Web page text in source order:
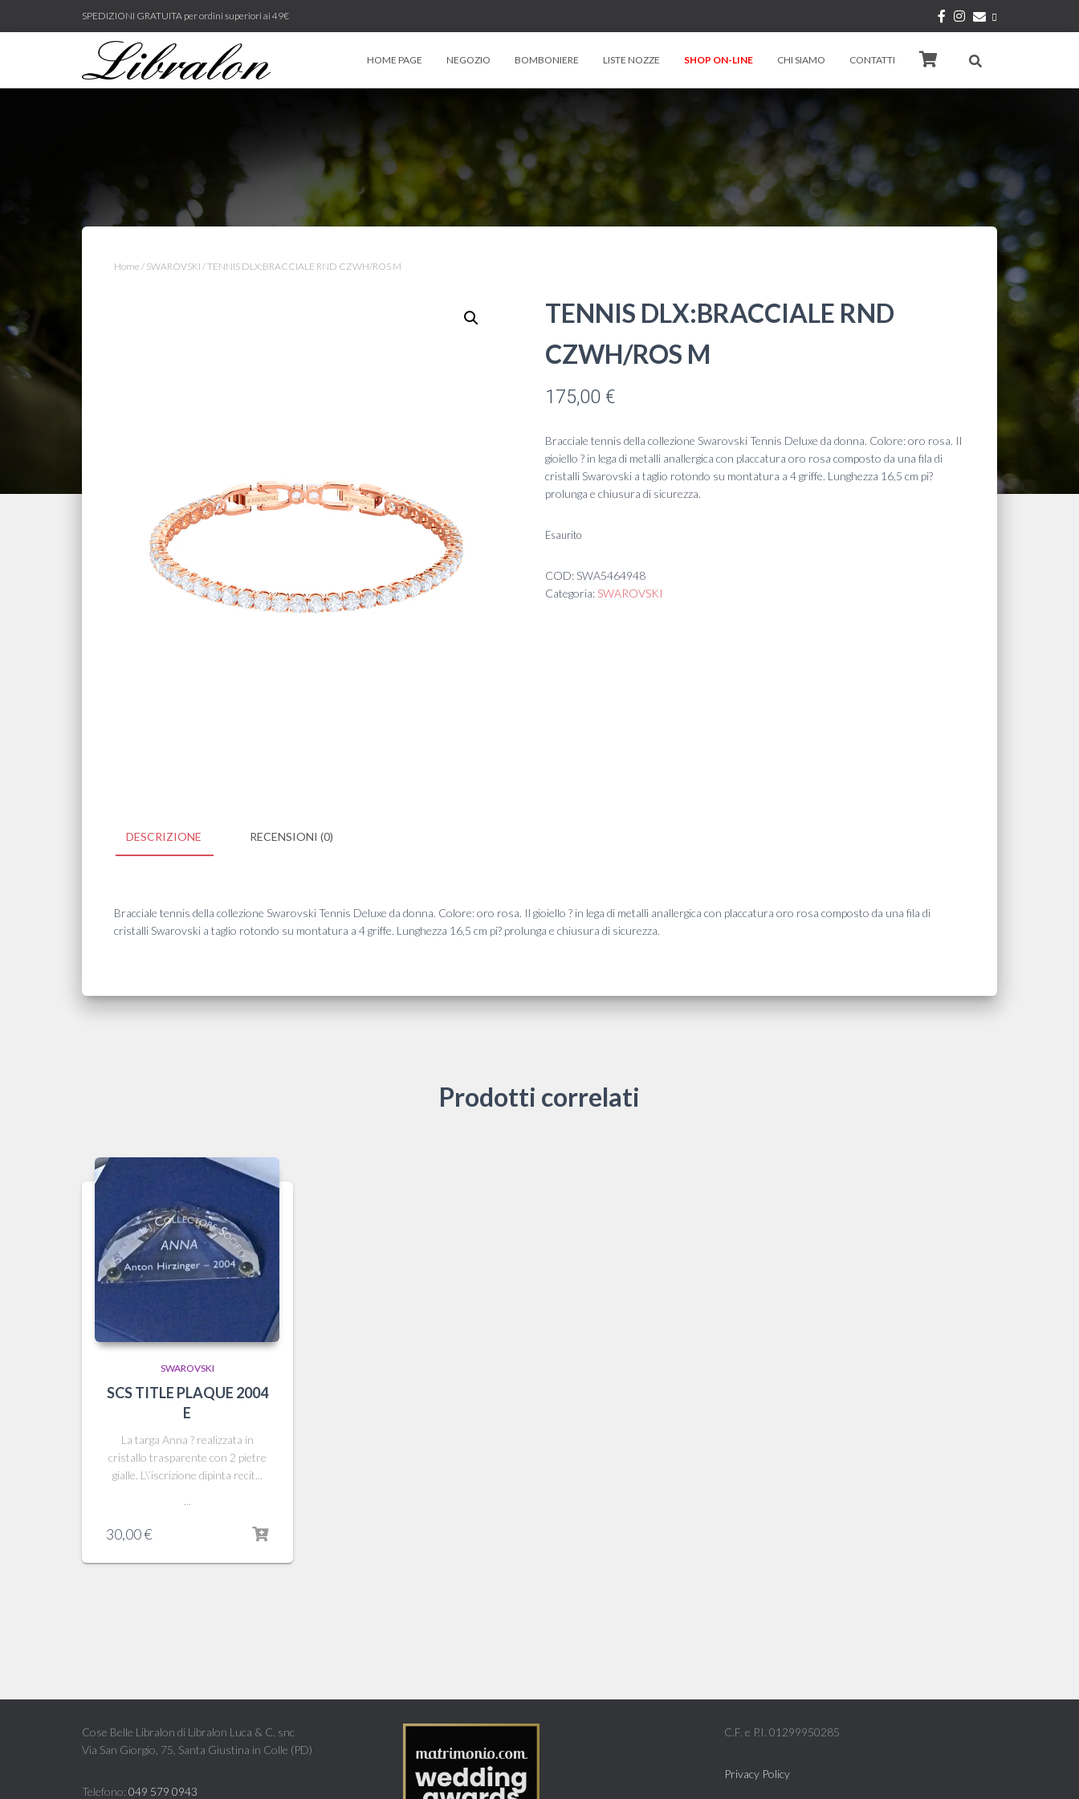
SPEDIZIONI GRATUITA per ordini superiori ai 49€
HOME PAGE NEGOZIO BOMBONIERE LISTE NOZZE SHOP ON-LINE CHI SIAMO CONTATTI
Home / SWAROVSKI / TENNIS DLX:BRACCIALE RND CZWH/ROS M
TENNIS DLX:BRACCIALE RND
CZWH/ROS M
175,00 €
Bracciale tennis della collezione Swarovski Tennis Deluxe da donna. Colore: oro rosa. Il
gioiello ? in lega di metalli anallergica con placcatura oro rosa composto da una fila di
cristalli Swarovski a taglio rotondo su montatura a 4 griffe. Lunghezza 16,5 cm pi?
prolunga e chiusura di sicurezza.
Esaurito
COD: SWA5464948
Categoria: SWAROVSKI
DESCRIZIONE RECENSIONI (0)
Bracciale tennis della collezione Swarovski Tennis Deluxe da donna. Colore: oro rosa. Il gioiello ? in lega di metalli anallergica con placcatura oro rosa composto da una fila di
cristalli Swarovski a taglio rotondo su montatura a 4 griffe. Lunghezza 16,5 cm pi? prolunga e chiusura di sicurezza.
Prodotti correlati
SWAROVSKI
SCS TITLE PLAQUE 2004
E
La targa Anna ? realizzata in
cristallo trasparente con 2 pietre
gialle. L\’iscrizione dipinta recit...
30,00€
Cose Belle Libralon di Libralon Luca & C. snc
Via San Giorgio, 75, Santa Giustina in Colle (PD)
Telefono: 049 579 0943
C.F. e P.I. 01299950285
Privacy Policy